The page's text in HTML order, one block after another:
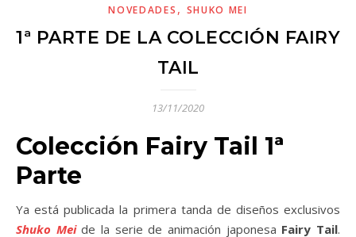
NOVEDADES , SHUKO MEI
1ª PARTE DE LA COLECCIÓN FAIRY
TAIL
13/11/2020
Colección Fairy Tail 1ª
Parte
Ya está publicada la primera tanda de diseños exclusivos
Shuko Meide la serie de animación japonesa Fairy Tail.